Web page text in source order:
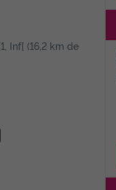
Inf[ (16,2 km de